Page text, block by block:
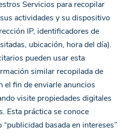
Servicios para recopilar
actividades y su dispositivo
IP, identificadores de
ubicación, hora del día).
pueden usar esta
similar recopilada de
el fin de enviarle anuncios
visite propiedades digitales
Esta práctica se conoce
basada en intereses”